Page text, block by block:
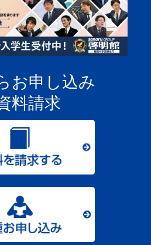
お申し込み
料請求